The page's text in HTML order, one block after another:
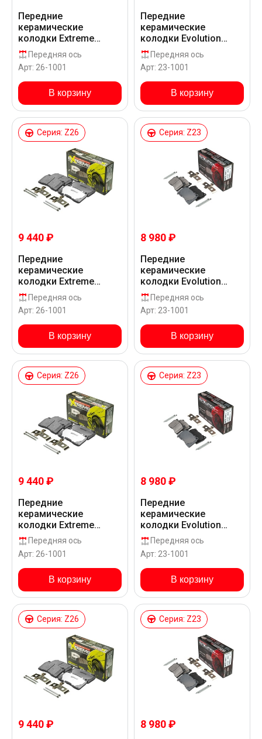
Передние
керамические
колодки Extreme
Street Performance
Z26 для Alfa Romeo
156 GTA
Передняя ось
Арт: 26-1001
В корзину
Передние
керамические
колодки Evolution
Sport Z23 для Alfa
Romeo 156 GTA
Передняя ось
Арт: 23-1001
В корзину
Серия: Z26
9 440 ₽
Передние
керамические
колодки Extreme
Street Performance
Z26 для Alfa Romeo
159 _
Передняя ось
Арт: 26-1001
В корзину
Серия: Z23
8 980 ₽
Передние
керамические
колодки Evolution
Sport Z23 для Alfa
Romeo 159 _
Передняя ось
Арт: 23-1001
В корзину
Серия: Z26
9 440 ₽
Передние
керамические
колодки Extreme
Street Performance
Z26 для Alfa Romeo
159 939
Передняя ось
Арт: 26-1001
В корзину
Серия: Z23
8 980 ₽
Передние
керамические
колодки Evolution
Sport Z23 для Alfa
Romeo 159 939
Передняя ось
Арт: 23-1001
В корзину
Серия: Z26
9 440 ₽
Серия: Z23
8 980 ₽